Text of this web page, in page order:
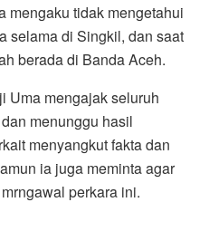
mengaku tidak mengetahui
selama di Singkil, dan saat
berada di Banda Aceh.
Uma mengajak seluruh
menunggu hasil
menyangkut fakta dan
ia juga meminta agar
perkara ini.